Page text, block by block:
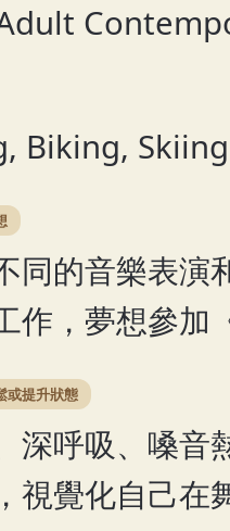
Biking,
同的音樂表演
作，夢想參加
或提升狀態
深呼吸、嗓音
視覺化自己在